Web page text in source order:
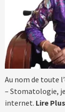
Au nom de toute
– Stomatologie,
internet. Lire Plus